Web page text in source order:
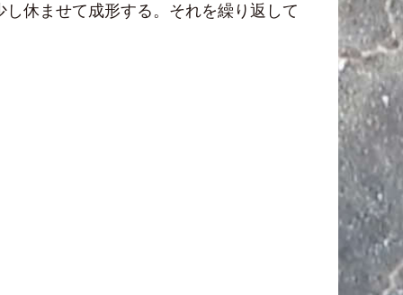
休ませて成形する。それを繰り返して